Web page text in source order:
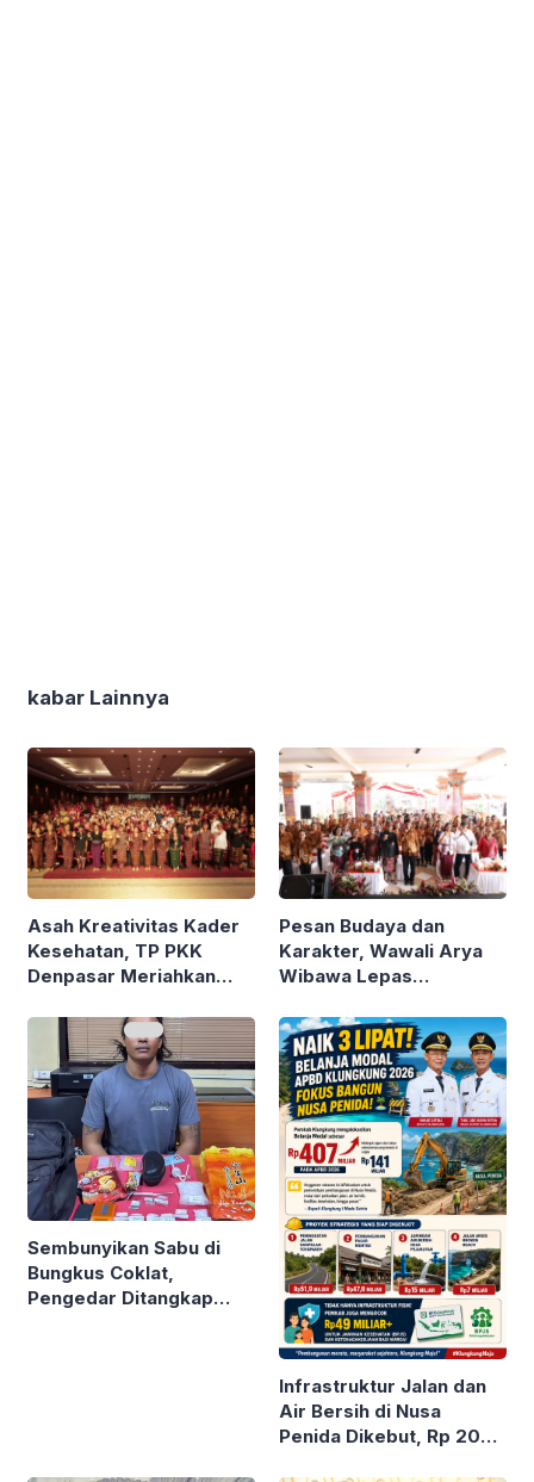
kabar Lainnya
Asah Kreativitas Kader
Kesehatan, TP PKK
Denpasar Meriahkan
Pesan Budaya dan
Karakter, Wawali Arya
Wibawa Lepas
Denpasar ke Jamnas XII
Cibubur
Sembunyikan Sabu di
Bungkus Coklat,
Pengedar Ditangkap
Infrastruktur Jalan dan
Air Bersih di Nusa
Penida Dikebut, Rp 200